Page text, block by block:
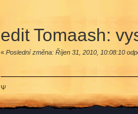
edit Tomaash:
« Poslední změna: Říjen 31, 2010, 10:08:10
Ψ